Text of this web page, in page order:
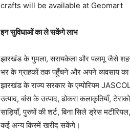
crafts will be available at Geomart
इन सुविधाओं का ले सकेंगे लाभ
झारखंड के गुमला, सरायकेला और पलामू जैसे
भर के ग्राहकों तक पहुँचने और अपने व्यवसाय का
झारखंड के राज्य सरकार के एम्पोरियम
उत्पाद, बांस के उत्पाद, ढोकरा कलाकृतियाँ,
साड़ियाँ, पुरुषों की शर्ट, बिना सिले ड्रेस
कई अन्य किस्में खरीद सकेंगे।